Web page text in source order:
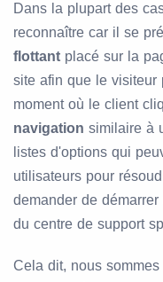
Dans la plupart des
reconnaître car il se
flottant placé sur la
site afin que le visiteur
moment où le client
navigation similaire à
listes d'options qui
utilisateurs pour
demander de
du centre de support
Cela dit, nous